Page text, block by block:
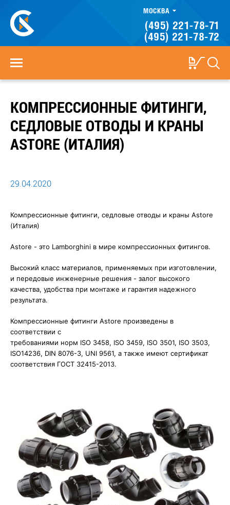
МОСКВА
(495) 221-78-71
(495) 221-78-72
КОМПРЕССИОННЫЕ ФИТИНГИ,
СЕДЛОВЫЕ ОТВОДЫ И КРАНЫ
ASTORE (ИТАЛИЯ)
29.04.2020
Компрессионные фитинги, седловые отводы и краны Astore
(Италия)
Astore - это Lamborghini в мире компрессионных фитингов.
Высокий класс материалов, применяемых при изготовлении,
и передовые инженерные решения - залог высокого
качества, удобства при монтаже и гарантия надежного
результата.
Компрессионные фитинги Astore произведены в
соответствии с
требованиями норм ISO 3458, ISO 3459, ISO 3501, ISO 3503,
ISO14236, DIN 8076-3, UNI 9561, а также имеют сертификат
соответствия ГОСТ 32415-2013.